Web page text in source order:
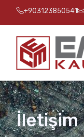
+903123850541
İletişim